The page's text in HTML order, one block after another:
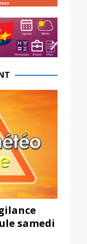
samedi